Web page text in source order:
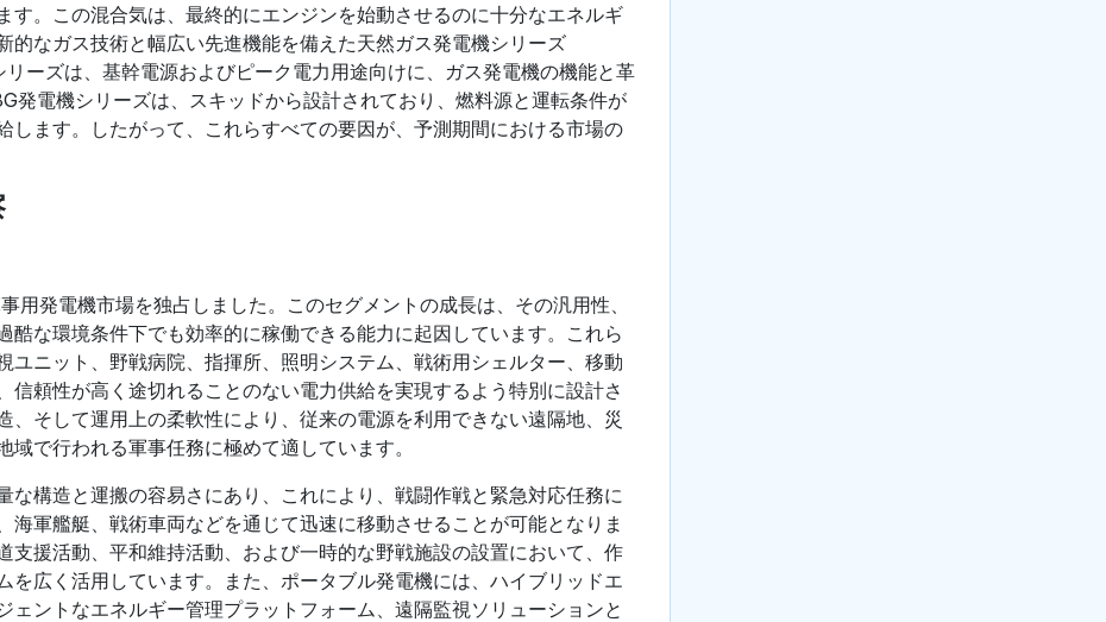
す。この混合気は、最終的にエンジンを始動させるのに十分なエネルギ
的なガス技術と幅広い先進機能を備えた天然ガス発電機シリーズ
ーズは、基幹電源およびピーク電力用途向けに、ガス発電機の機能と革
発電機シリーズは、スキッドから設計されており、燃料源と運転条件が
します。したがって、これらすべての要因が、予測期間における市場の
用発電機市場を独占しました。このセグメントの成長は、その汎用性、
な環境条件下でも効率的に稼働できる能力に起因しています。これら
ニット、野戦病院、指揮所、照明システム、戦術用シェルター、移動
頼性が高く途切れることのない電力供給を実現するよう特別に設計さ
そして運用上の柔軟性により、従来の電源を利用できない遠隔地、災
で行われる軍事任務に極めて適しています。
な構造と運搬の容易さにあり、これにより、戦闘作戦と緊急対応任務に
軍艦艇、戦術車両などを通じて迅速に移動させることが可能となりま
支援活動、平和維持活動、および一時的な野戦施設の設置において、作
広く活用しています。また、ポータブル発電機には、ハイブリッドエ
ントなエネルギー管理プラットフォーム、遠隔監視ソリューションと